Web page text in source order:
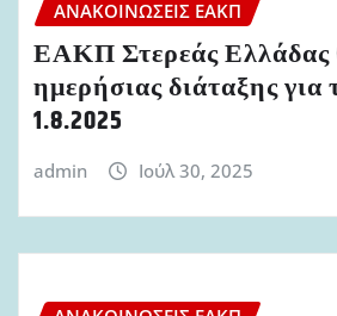
ΑΝΑΚΟΙΝΏΣΕΙΣ ΕΑΚΠ
ΕΑΚΠ Στερεάς Ελλάδας
ημερήσιας διάταξης για
1.8.2025
admin Ιούλ 30, 2025